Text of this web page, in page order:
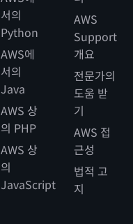
서의
Python
AWS에
서의
Java
AWS 상
의 PHP
AWS 상
의
JavaScript
AWS
Support
개요
전문가의
도움 받
기
AWS 접
근성
법적 고
지